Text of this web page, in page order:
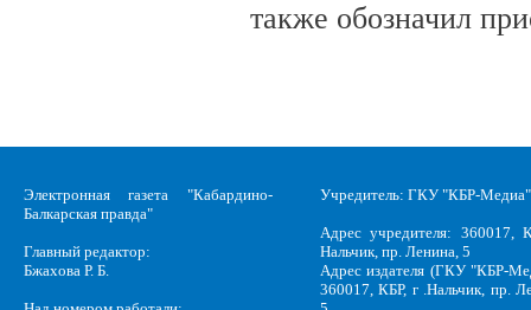
также обозначил
Электронная газета "Кабардино-
Балкарская правда"
Главный редактор:
Бжахова Р. Б.
Учредитель: ГКУ "КБР-Медиа"
Адрес учредителя: 360017,
Нальчик, пр. Ленина, 5
Адрес издателя (ГКУ "КБР-
360017, КБР, г .Нальчик, пр.